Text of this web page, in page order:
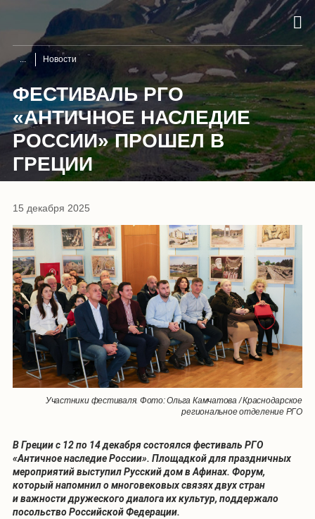
Новости
ФЕСТИВАЛЬ РГО
«АНТИЧНОЕ НАСЛЕДИЕ
РОССИИ» ПРОШЕЛ В
ГРЕЦИИ
15 декабря 2025
Участники фестиваля. Фото: Ольга Камчатова / Краснодарское
региональное отделение РГО
В Греции с 12 по 14 декабря состоялся фестиваль РГО
«Античное наследие России». Площадкой для праздничных
мероприятий выступил Русский дом в Афинах. Форум,
который напомнил о многовековых связях двух стран
и важности дружеского диалога их культур, поддержало
посольство Российской Федерации.